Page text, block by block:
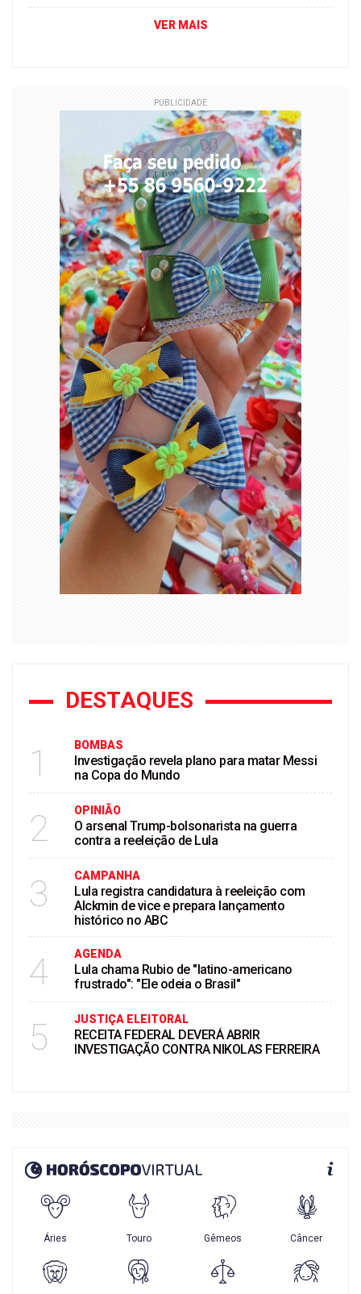
VER MAIS
PUBLICIDADE
DESTAQUES
1 BOMBAS
Investigação revela plano para matar Messi
na Copa do Mundo
2 OPINIÃO
O arsenal Trump-bolsonarista na guerra
contra a reeleição de Lula
3 CAMPANHA
Lula registra candidatura à reeleição com
Alckmin de vice e prepara lançamento
histórico no ABC
4 AGENDA
Lula chama Rubio de "latino-americano
frustrado": "Ele odeia o Brasil"
5 JUSTIÇA ELEITORAL
RECEITA FEDERAL DEVERÁ ABRIR
INVESTIGAÇÃO CONTRA NIKOLAS FERREIRA